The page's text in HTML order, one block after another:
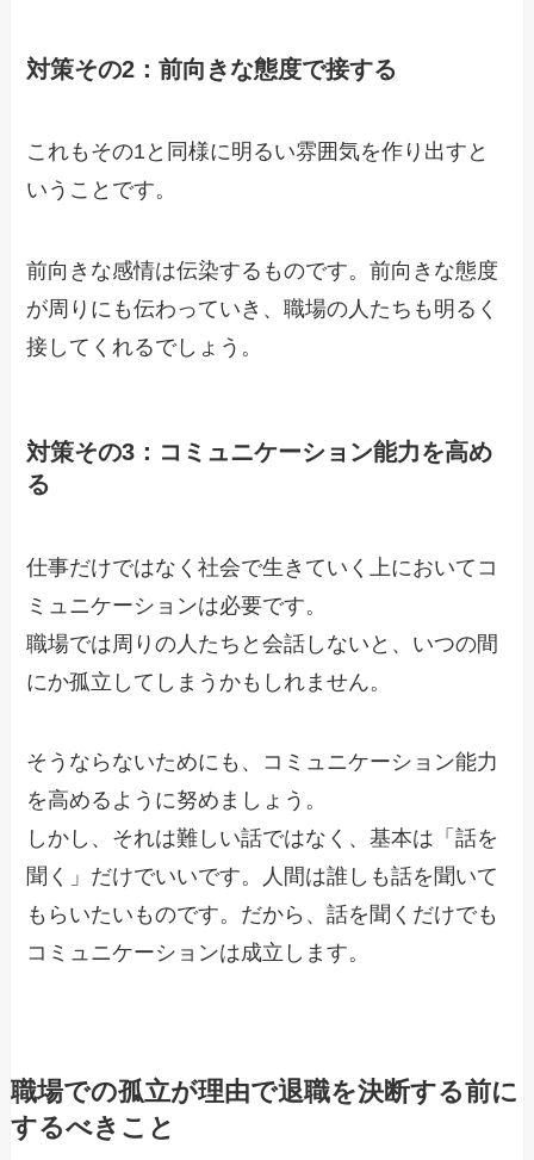
対策その2：前向きな態度で接する
これもその1と同様に明るい雰囲気を作り出すと
いうことです。
前向きな感情は伝染するものです。前向きな態度
が周りにも伝わっていき、職場の人たちも明るく
接してくれるでしょう。
対策その3：コミュニケーション能力を高め
る
仕事だけではなく社会で生きていく上においてコ
ミュニケーションは必要です。
職場では周りの人たちと会話しないと、いつの間
にか孤立してしまうかもしれません。
そうならないためにも、コミュニケーション能力
を高めるように努めましょう。
しかし、それは難しい話ではなく、基本は「話を
聞く」だけでいいです。人間は誰しも話を聞いて
もらいたいものです。だから、話を聞くだけでも
コミュニケーションは成立します。
職場での孤立が理由で退職を決断する前に
するべきこと